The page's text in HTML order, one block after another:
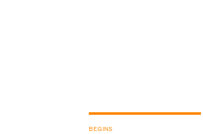
BEGINS